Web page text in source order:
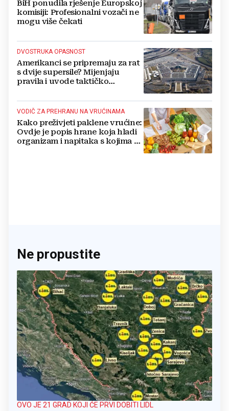
BiH ponudila rješenje Europskoj
komisiji: Profesionalni vozači ne
mogu više čekati
DVOSTRUKA OPASNOST
Amerikanci se pripremaju za rat
s dvije supersile? Mijenjaju
pravila i uvode taktičko
VODIČ ZA PREHRANU NA VRUĆINAMA
Kako preživjeti paklene vrućine:
Ovdje je popis hrane koja hladi
organizam i napitaka s kojima si
Ne propustite
OVO JE 21 GRAD KOJI ĆE PRVI DOBITI LIDL